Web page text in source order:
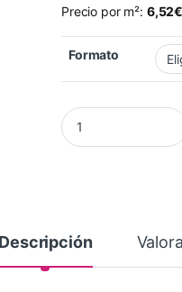
Precio por m²: 6,52€
Formato
Vinilo Avery 700
Descripción